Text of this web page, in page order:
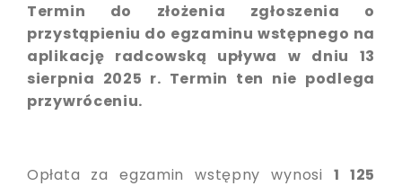
Termin do złożenia zgłoszenia o
przystąpieniu do egzaminu wstępnego na
aplikację radcowską upływa w dniu 13
sierpnia 2025 r. Termin ten nie podlega
przywróceniu.
Opłata za egzamin wstępny wynosi 1 125